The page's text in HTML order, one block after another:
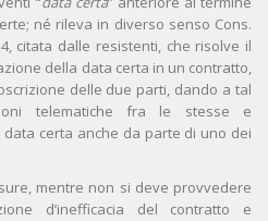
né rileva in diverso senso Cons.
citata dalle resistenti, che risolve il
della data certa in un contratto,
delle due parti, dando a tal
telematiche fra le stesse e
data certa anche da parte di uno dei
mentre non si deve provvedere
d’inefficacia del contratto e